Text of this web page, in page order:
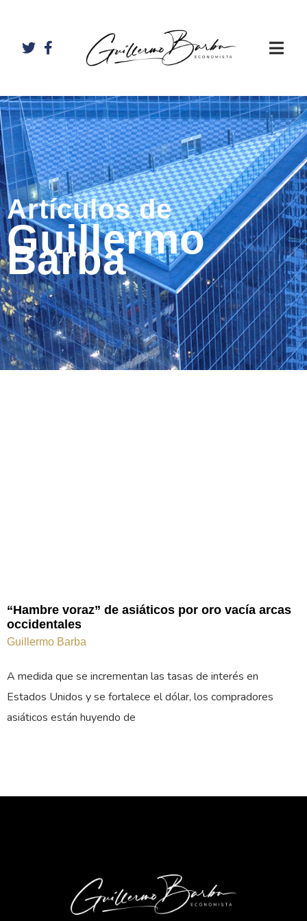
Artículos de
Guillermo
Barba
“Hambre voraz” de asiáticos por oro vacía arcas
occidentales
Guillermo Barba
A medida que se incrementan las tasas de interés en
Estados Unidos y se fortalece el dólar, los compradores
asiáticos están huyendo de